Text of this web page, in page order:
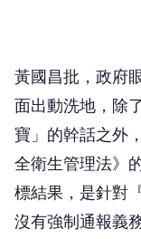
黃國昌批，政府
面出動洗地，除
寶」的幹話之外
全衛生管理法》
標結果，是針對
沒有強制通報義